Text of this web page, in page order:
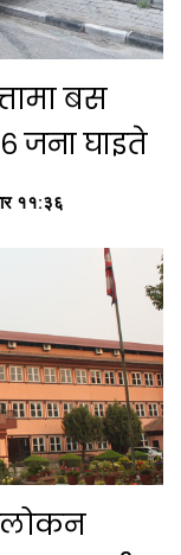
बस
जना घाइते
११:३६